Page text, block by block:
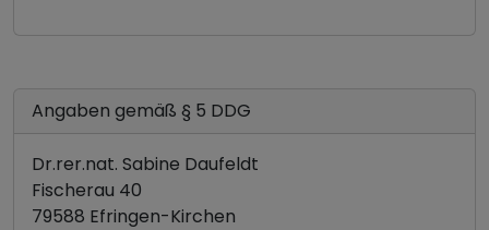
Angaben gemäß § 5 DDG
Dr.rer.nat. Sabine Daufeldt
Fischerau 40
79588 Efringen-Kirchen